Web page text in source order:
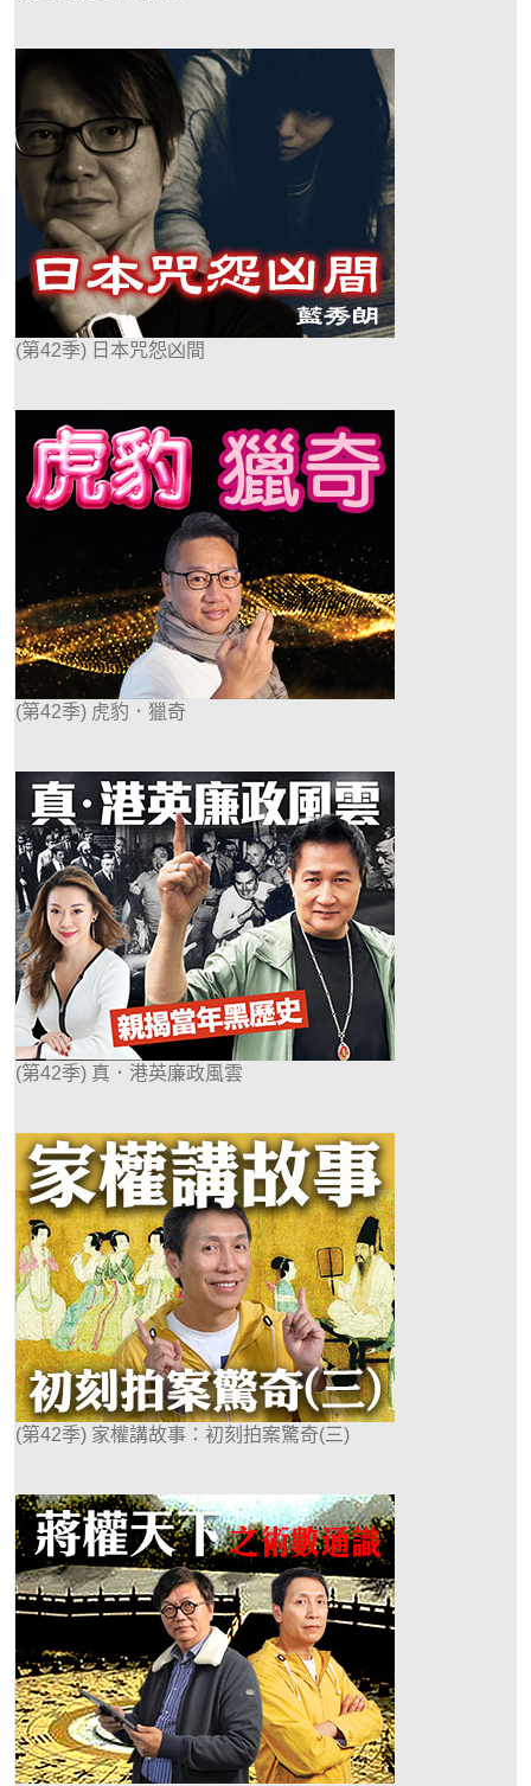
(第42季) 日本咒怨凶間
(第42季) 虎豹．獵奇
(第42季) 真．港英廉政風雲
(第42季) 家權講故事：初刻拍案驚奇(三)